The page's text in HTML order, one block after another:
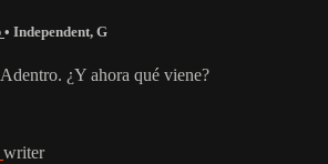
• Independent, G
¿Y ahora qué viene?
writer